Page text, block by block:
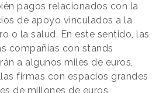
pagos relacionados con la
de apoyo vinculados a la
o la salud. En este sentido, las
compañías con stands
a algunos miles de euros,
firmas con espacios grandes
de millones de euros.